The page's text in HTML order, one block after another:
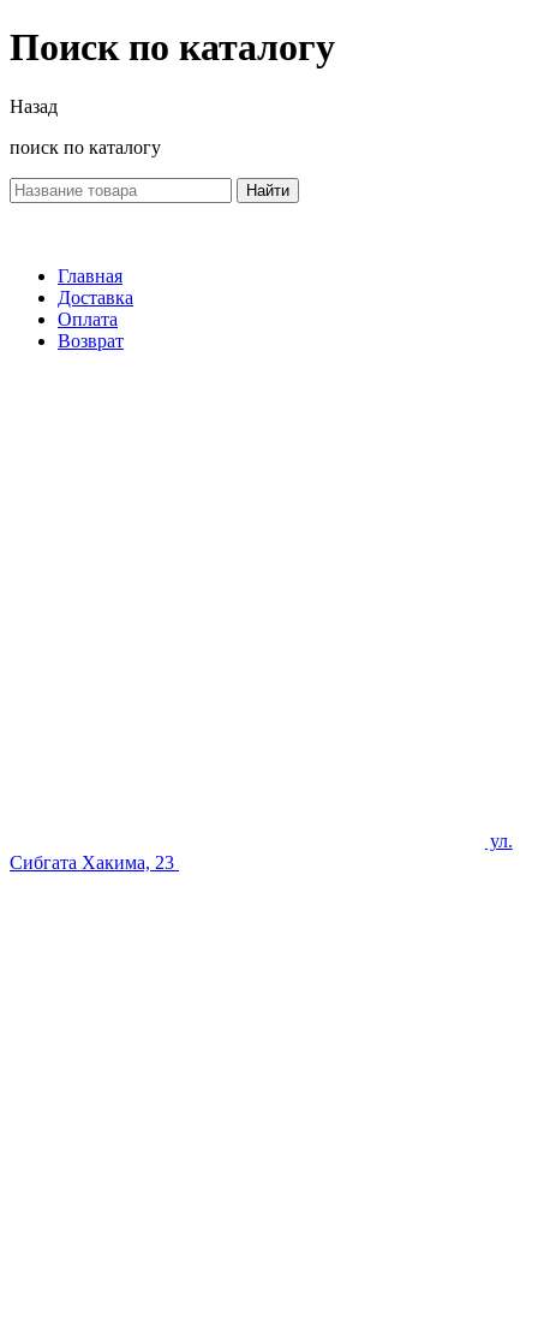
Поиск по каталогу
Назад
поиск по каталогу
Найти
Главная
Доставка
Оплата
Возврат
ул.
Сибгата Хакима, 23